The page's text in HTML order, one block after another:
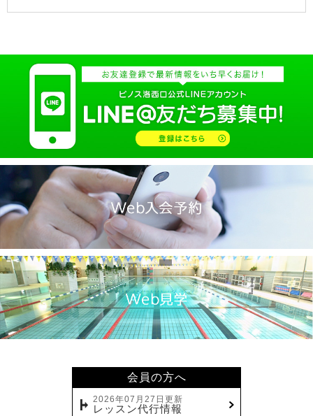
会員の方へ
2026年07月27日更新
レッスン代行情報